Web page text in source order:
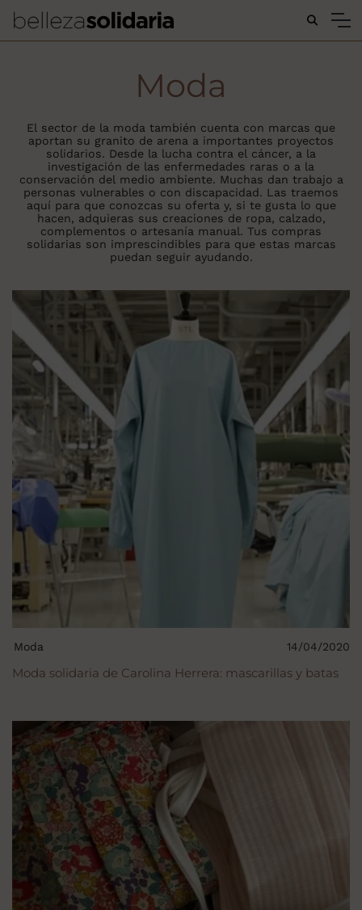
Buscar...
Moda
El sector de la moda también cuenta con marcas que
aportan su granito de arena a importantes proyectos
solidarios. Desde la lucha contra el cáncer, a la
investigación de las enfermedades raras o a la
conservación del medio ambiente. Muchas dan trabajo a
personas vulnerables o con discapacidad. Las traemos
aquí para que conozcas su oferta y, si te gusta lo que
hacen, adquieras sus creaciones de ropa, calzado,
complementos o artesanía manual. Tus compras
solidarias son imprescindibles para que estas marcas
puedan seguir ayudando.
Moda solidaria de Carolina Herrera: mascarillas y batas
Moda 14/04/2020